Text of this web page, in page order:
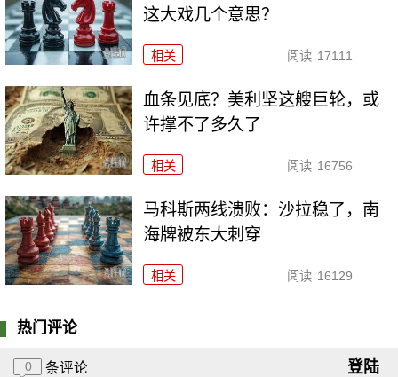
这大戏几个意思？
相关 阅读 17111
血条见底？美利坚这艘巨轮，或
许撑不了多久了
相关 阅读 16756
马科斯两线溃败：沙拉稳了，南
海牌被东大刺穿
相关 阅读 16129
热门评论
0 条评论 登陆